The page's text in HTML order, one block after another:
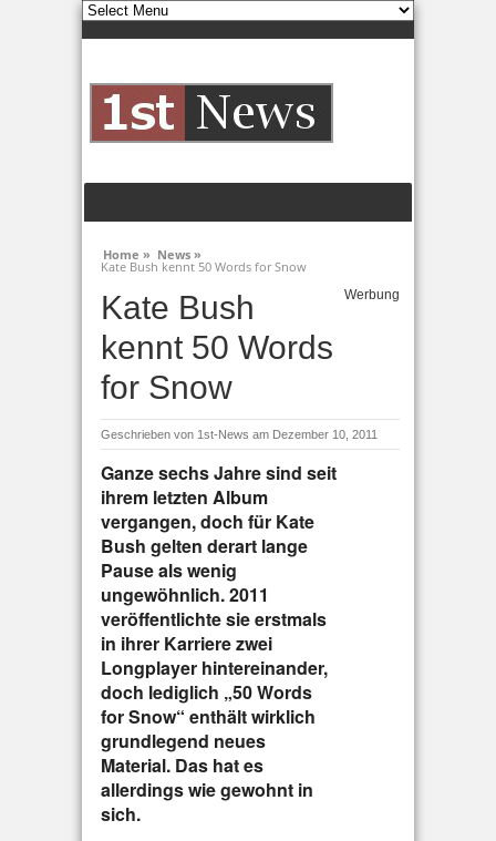
Home » News »
Kate Bush kennt 50 Words for Snow
Kate Bush
kennt 50 Words
for Snow
Werbung
Geschrieben von 1st-News am Dezember 10, 2011
Ganze sechs Jahre sind seit
ihrem letzten Album
vergangen, doch für Kate
Bush gelten derart lange
Pause als wenig
ungewöhnlich. 2011
veröffentlichte sie erstmals
in ihrer Karriere zwei
Longplayer hintereinander,
doch lediglich „50 Words
for Snow“ enthält wirklich
grundlegend neues
Material. Das hat es
allerdings wie gewohnt in
sich.